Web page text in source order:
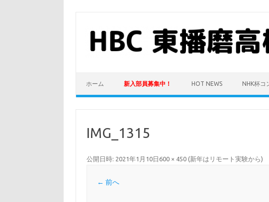
ホーム 新入部員募集中！ HOT NEWS NHK杯コ
IMG_1315
公開日時: 2021年1月10日 600 × 450(新年はリモート実験から)
← 前へ